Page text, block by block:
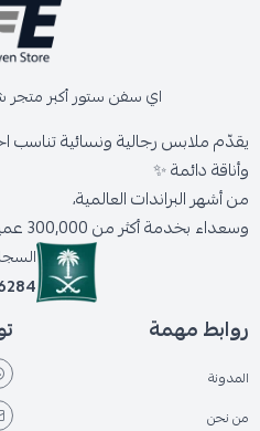
اي سفن ستور أكبر متجر
يقدّم ملابس رجالية ونسائية تناسب
وأناقة دائمة ✨
من أشهر البراندات العالمية،
وسعداء بخدمة أكثر من 300,000 عميل حول المملكة.
روابط مهمة
المدونة
من نحن